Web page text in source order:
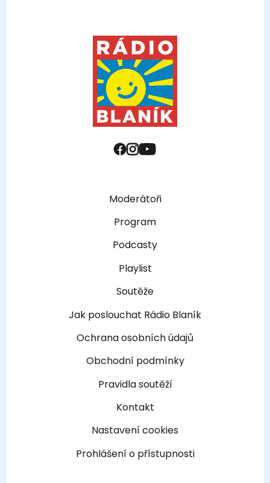
Moderátoři
Program
Podcasty
Playlist
Soutěže
Jak poslouchat Rádio Blaník
Ochrana osobních údajů
Obchodní podmínky
Pravidla soutěží
Kontakt
Nastavení cookies
Prohlášení o přístupnosti